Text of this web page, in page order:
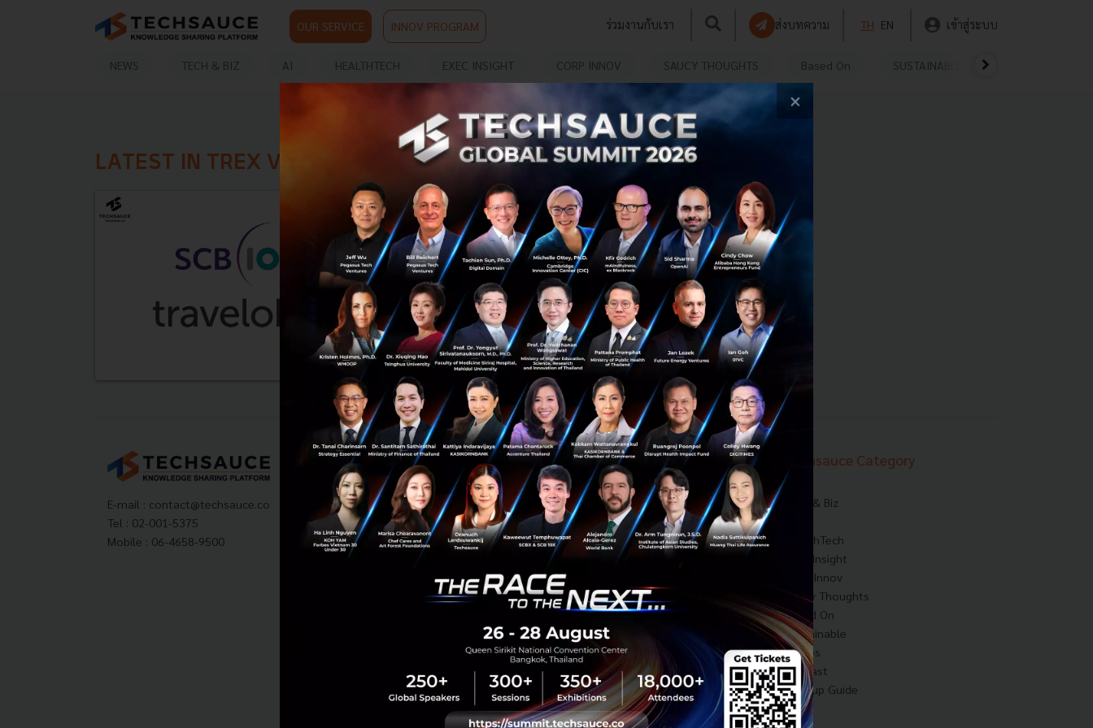
OUR SERVICE INNOV PROGRAM ร่วมงานกับเรา ส่งบทความ TH EN เข้าสู่ระบบ
NEWS TECH & BIZ AI HEALTHTECH EXEC INSIGHT CORP INNOV SAUCY THOUGHTS Based On SUSTAINABLE
LATEST IN TREX VENTURES
SCB 10X ร่วมทุน Traveloka ตั้งบริษัท TREX
Ventures ขยายบริการทางการเงิน
SCB 10X ร่วมทุนกับ Traveloka แพลตฟอร์มดิจิทัลด้านการ
ท่องเที่ยวและไลฟ์สไตล์ จัดตั้งบริษัทร่วมทุน TREX Ventures
เพื่อให้บริการทางการเงินในรูปแบบดิจิทัลในประเทศไทย...
มีนาคม 26, 2021| ByTechsauce Team
1k
News Deal Digest scb scb-10x traveloka lifestyle
E-mail : contact@techsauce.co
Tel : 02-001-5375
Mobile : 06-4658-9500
Techsauce Media
About Techsauce
Techsauce Services
Privacy Policy
ส่งบทความ
Techsauce Global Summit
Trending Tags
Corporate Innovation
Digital Transformation
E-Commerce
Startup
Technology
Techsauce Category
News
Tech & Biz
HealthTech
Exec Insight
Corp Innov
Saucy Thoughts
Based On
Sustainable
Videos
Podcast
Startup Guide
×